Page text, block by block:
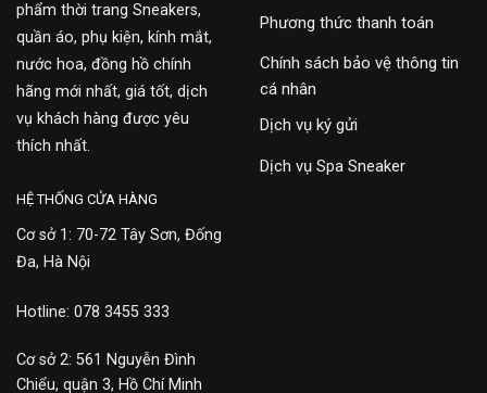
phẩm thời trang Sneakers,
quần áo, phụ kiện, kính mắt,
nước hoa, đồng hồ chính
hãng mới nhất, giá tốt, dịch
vụ khách hàng được yêu
thích nhất.
Phương thức thanh toán
Chính sách bảo vệ thông tin
cá nhân
Dịch vụ ký gửi
Dịch vụ Spa Sneaker
HỆ THỐNG CỬA HÀNG
Cơ sở 1: 70-72 Tây Sơn, Đống
Đa, Hà Nội
Hotline: 078 3455 333
Cơ sở 2: 561 Nguyễn Đình
Chiểu, quận 3, Hồ Chí Minh